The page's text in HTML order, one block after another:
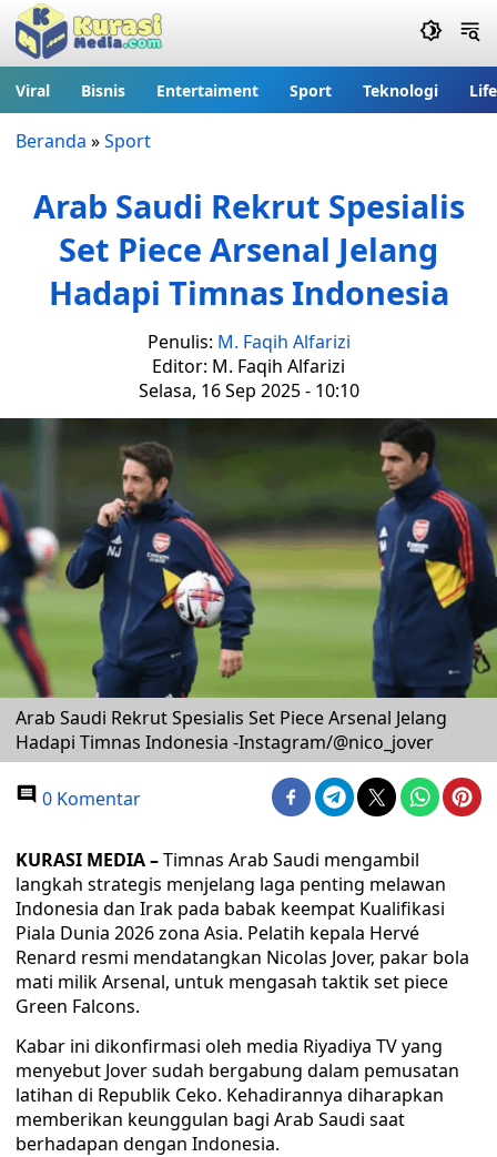
Viral Bisnis Entertaiment Sport Teknologi
Beranda »Sport
Arab Saudi Rekrut Spesialis
Set Piece Arsenal Jelang
Hadapi Timnas Indonesia
Penulis: M. Faqih Alfarizi
Editor: M. Faqih Alfarizi
Selasa, 16 Sep 2025 - 10:10
Arab Saudi Rekrut Spesialis Set Piece Arsenal Jelang
Hadapi Timnas Indonesia -Instagram/@nico_jover
0 Komentar
KURASI MEDIA –Timnas Arab Saudi mengambil
langkah strategis menjelang laga penting melawan
Indonesia dan Irak pada babak keempat Kualifikasi
Piala Dunia 2026 zona Asia. Pelatih kepala Hervé
Renard resmi mendatangkan Nicolas Jover, pakar bola
mati milik Arsenal, untuk mengasah taktik set piece
Green Falcons.
Kabar ini dikonfirmasi oleh media Riyadiya TV yang
menyebut Jover sudah bergabung dalam pemusatan
latihan di Republik Ceko. Kehadirannya diharapkan
memberikan keunggulan bagi Arab Saudi saat
berhadapan dengan Indonesia.